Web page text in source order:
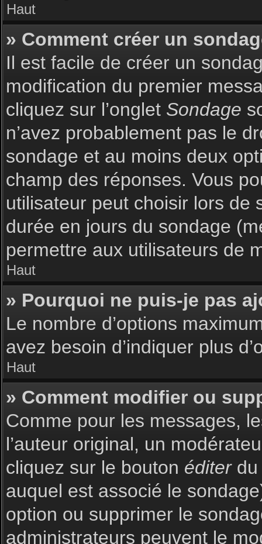
Haut
» Comment créer un
Il est facile de créer un
modification du premier
cliquez sur l’onglet Sondage
n’avez probablement pas le
sondage et au moins deux
champ des réponses. Vous
utilisateur peut choisir lors de
durée en jours du sondage
permettre aux utilisateurs de
Haut
» Pourquoi ne puis-je pas
Le nombre d’options
avez besoin d’indiquer plus
Haut
» Comment modifier ou
Comme pour les messages,
l’auteur original, un
cliquez sur le bouton éditerdu
auquel est associé le
option ou supprimer le
administrateurs peuvent le